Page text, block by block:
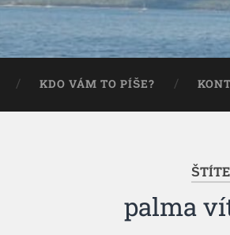
KDO VÁM TO PÍŠE?
palma